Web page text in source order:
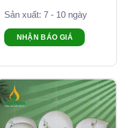
Sản xuất: 7 - 10 ngày
NHẬN BÁO GIÁ